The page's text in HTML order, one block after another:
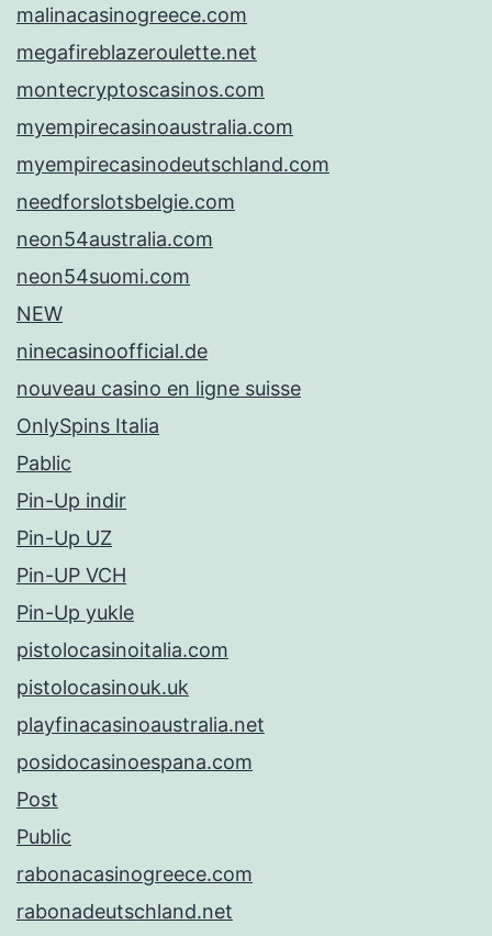
malinacasinogreece.com
megafireblazeroulette.net
montecryptoscasinos.com
myempirecasinoaustralia.com
myempirecasinodeutschland.com
needforslotsbelgie.com
neon54australia.com
neon54suomi.com
NEW
ninecasinoofficial.de
nouveau casino en ligne suisse
OnlySpins Italia
Pablic
Pin-Up indir
Pin-Up UZ
Pin-UP VCH
Pin-Up yukle
pistolocasinoitalia.com
pistolocasinouk.uk
playfinacasinoaustralia.net
posidocasinoespana.com
Post
Public
rabonacasinogreece.com
rabonadeutschland.net